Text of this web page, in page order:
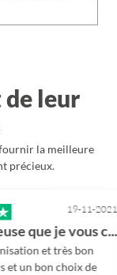
leur
la meilleure
précieux.
19-11-2021
Agence sérieuse que je vous conseille
et très bon
choix de